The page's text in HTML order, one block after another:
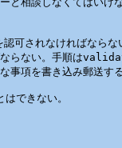
可されなければならな
ならない。手順は
事項を書き込み郵送す
できない。